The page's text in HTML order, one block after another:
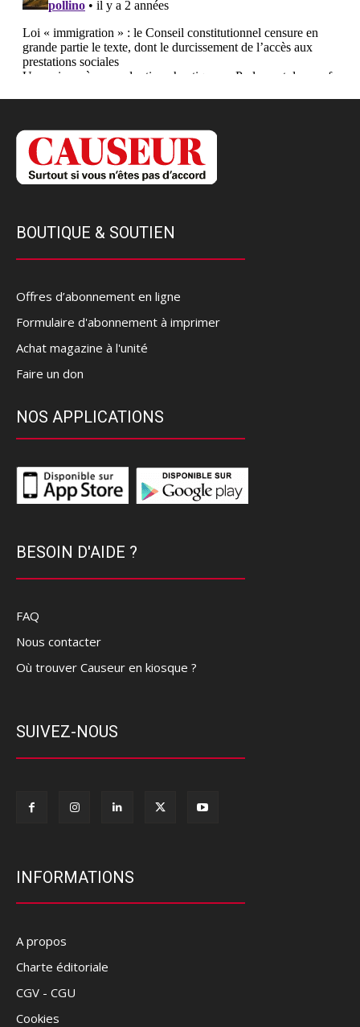
BOUTIQUE & SOUTIEN
Offres d’abonnement en ligne
Formulaire d'abonnement à imprimer
Achat magazine à l'unité
Faire un don
NOS APPLICATIONS
BESOIN D'AIDE ?
FAQ
Nous contacter
Où trouver Causeur en kiosque ?
SUIVEZ-NOUS
INFORMATIONS
A propos
Charte éditoriale
CGV - CGU
Cookies